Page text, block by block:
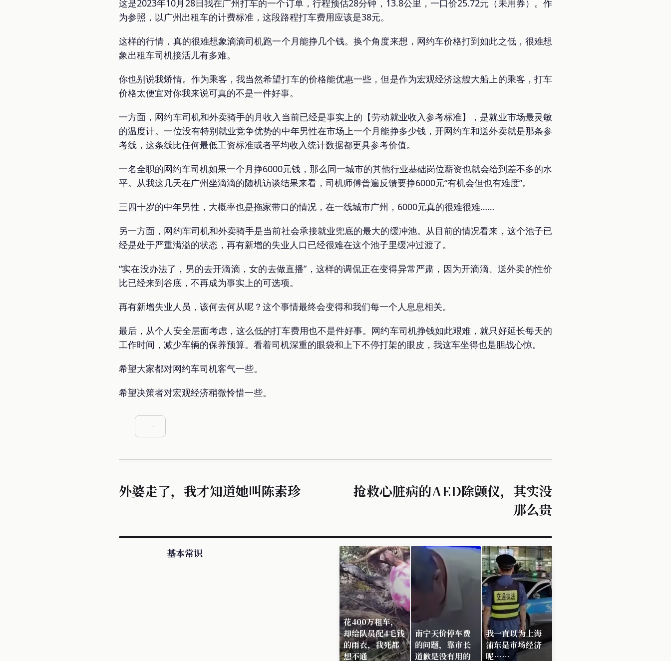
这是2023年10月28日我在广州打车的一个订单，行程预估28分钟，13.8公里，一口价25.72元（未用券）。作
为参照，以广州出租车的计费标准，这段路程打车费用应该是38元。
这样的行情，真的很难想象滴滴司机跑一个月能挣几个钱。换个角度来想，网约车价格打到如此之低，很难想
象出租车司机接活儿有多难。
你也别说我矫情。作为乘客，我当然希望打车的价格能优惠一些，但是作为宏观经济这艘大船上的乘客，打车
价格太便宜对你我来说可真的不是一件好事。
一方面，网约车司机和外卖骑手的月收入当前已经是事实上的【劳动就业收入参考标准】，是就业市场最灵敏
的温度计。一位没有特别就业竞争优势的中年男性在市场上一个月能挣多少钱，开网约车和送外卖就是那条参
考线，这条线比任何最低工资标准或者平均收入统计数据都更具参考价值。
一名全职的网约车司机如果一个月挣6000元钱，那么同一城市的其他行业基础岗位薪资也就会给到差不多的水
平。从我这几天在广州坐滴滴的随机访谈结果来看，司机师傅普遍反馈要挣6000元“有机会但也有难度”。
三四十岁的中年男性，大概率也是拖家带口的情况，在一线城市广州，6000元真的很难很难……
另一方面，网约车司机和外卖骑手是当前社会承接就业兜底的最大的缓冲池。从目前的情况看来，这个池子已
经是处于严重满溢的状态，再有新增的失业人口已经很难在这个池子里缓冲过渡了。
“实在没办法了，男的去开滴滴，女的去做直播”，这样的调侃正在变得异常严肃，因为开滴滴、送外卖的性价
比已经来到谷底，不再成为事实上的可选项。
再有新增失业人员，该何去何从呢？这个事情最终会变得和我们每一个人息息相关。
最后，从个人安全层面考虑，这么低的打车费用也不是件好事。网约车司机挣钱如此艰难，就只好延长每天的
工作时间，减少车辆的保养预算。看着司机深重的眼袋和上下不停打架的眼皮，我这车坐得也是胆战心惊。
希望大家都对网约车司机客气一些。
希望决策者对宏观经济稍微怜惜一些。
外婆走了，我才知道她叫陈素珍
抢救心脏病的AED除颤仪，其实没
那么贵
基本常识
花400万租车，
却给队员配4毛钱
的雨衣，我死都
想不通
南宁天价停车费
的问题，靠市长
道歉是没有用的
我一直以为上海
浦东是市场经济
呢……